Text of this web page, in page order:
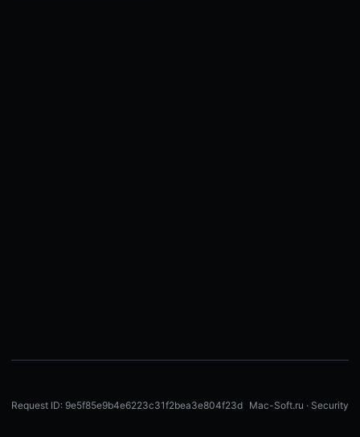
Request ID: 9e5f85e9b4e6223c31f2bea3e804f23d Mac-Soft.ru · Security